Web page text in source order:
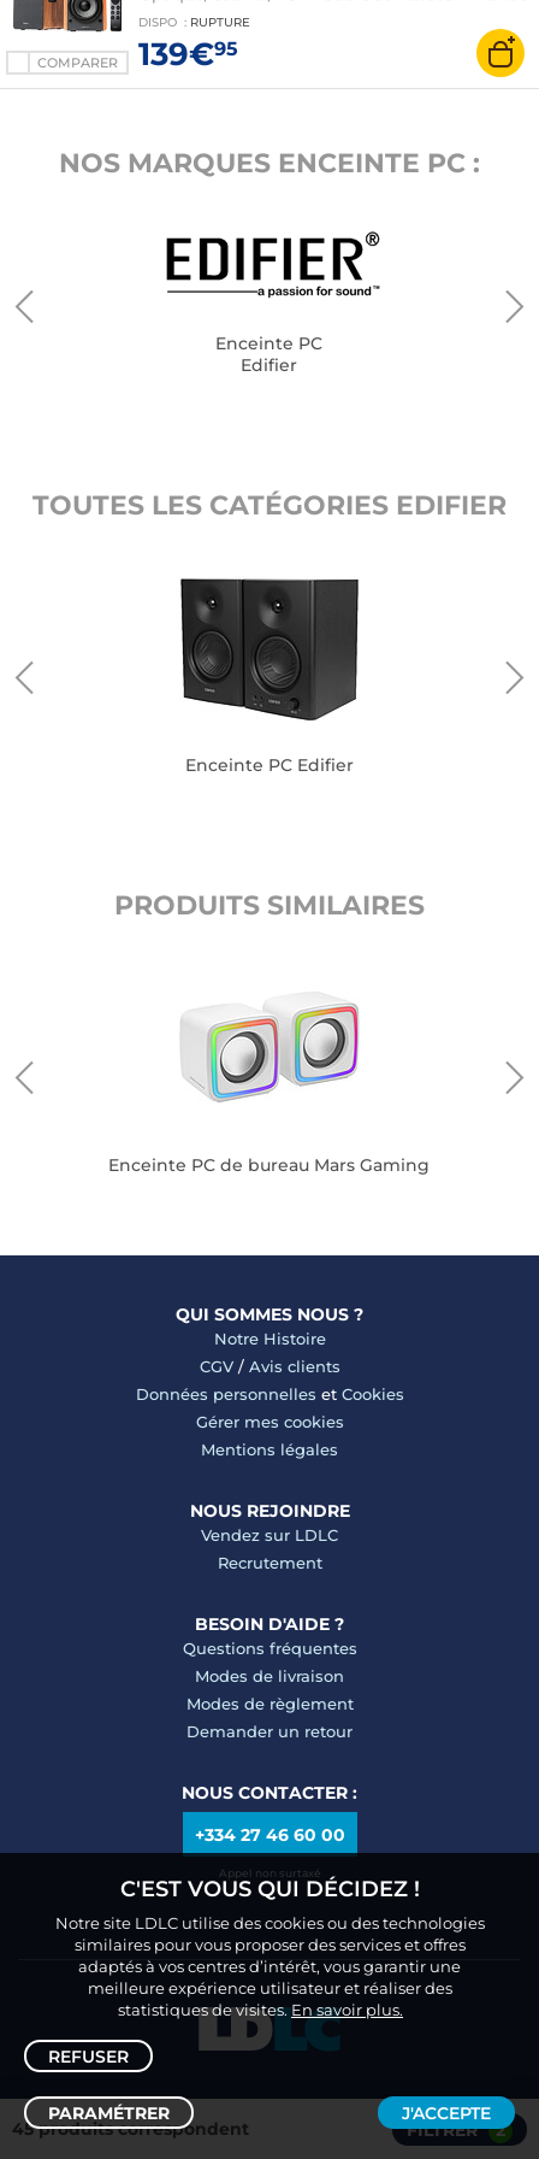
Trier /Filtrer
45 produits correspondent FILTRER 2
COMPARER
sans fil
DISPO : RUPTURE
139€95
NOS MARQUES ENCEINTE PC :
Enceinte PC
Edifier
TOUTES LES CATÉGORIES EDIFIER
Enceinte PC Edifier
PRODUITS SIMILAIRES
Enceinte PC de bureau Mars Gaming
QUI SOMMES NOUS ?
Notre Histoire
CGV/ Avis clients
Données personnelles et Cookies
Gérer mes cookies
Mentions légales
NOUS REJOINDRE
Vendez sur LDLC
Recrutement
BESOIN D'AIDE ?
Questions fréquentes
Modes de livraison
Modes de règlement
Demander un retour
NOUS CONTACTER :
+334 27 46 60 00
Appel non surtaxé
C'EST VOUS QUI DÉCIDEZ !
Notre site LDLC utilise des cookies ou des technologies
similaires pour vous proposer des services et offres
adaptés à vos centres d’intérêt, vous garantir une
meilleure expérience utilisateur et réaliser des
statistiques de visites.En savoir plus.
REFUSER
PARAMÉTRER J'ACCEPTE